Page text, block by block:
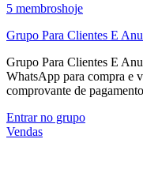
5 membroshoje
Grupo Para Clientes E
Grupo Para Clientes E
WhatsApp para compra e
comprovante de
Entrar no grupo
Vendas